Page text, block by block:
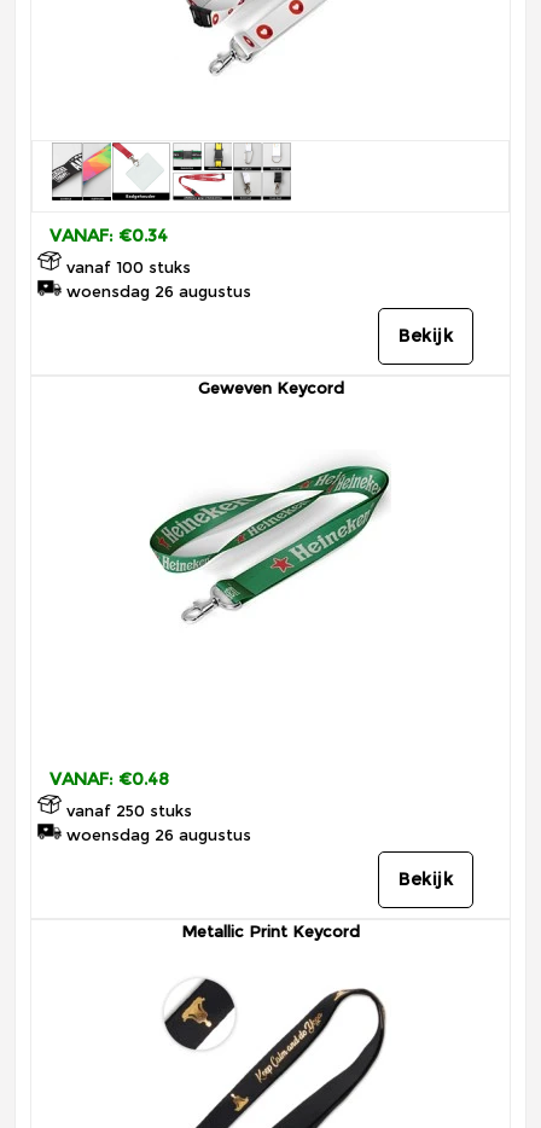
VANAF: €0.34
vanaf 100 stuks
woensdag 26 augustus
Bekijk
Geweven Keycord
VANAF: €0.48
vanaf 250 stuks
woensdag 26 augustus
Bekijk
Metallic Print Keycord